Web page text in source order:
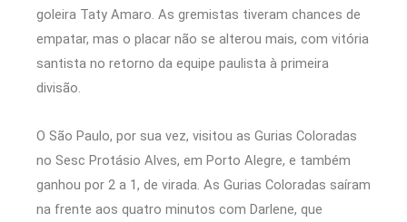
goleira Taty Amaro. As gremistas tiveram chances de
empatar, mas o placar não se alterou mais, com vitória
santista no retorno da equipe paulista à primeira
divisão.
O São Paulo, por sua vez, visitou as Gurias Coloradas
no Sesc Protásio Alves, em Porto Alegre, e também
ganhou por 2 a 1, de virada. As Gurias Coloradas saíram
na frente aos quatro minutos com Darlene, que